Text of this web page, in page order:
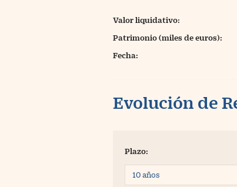
Valor liquidativo:
Patrimonio (miles de euros):
Fecha:
Evolución de
Plazo: